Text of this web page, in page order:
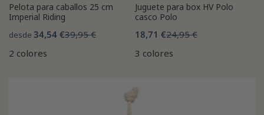
Pelota para caballos 25 cm
Imperial Riding
desde 34,54 €39,95 €
2 colores
Juguete para box HV Polo
casco Polo
18,71 €24,95 €
3 colores